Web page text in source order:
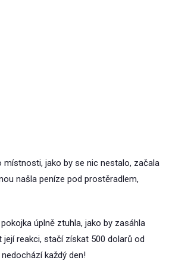
místnosti, jako by se nic nestalo, začala
našla peníze pod prostěradlem,
úplně ztuhla, jako by zasáhla
reakci, stačí získat 500 dolarů od
každý den!